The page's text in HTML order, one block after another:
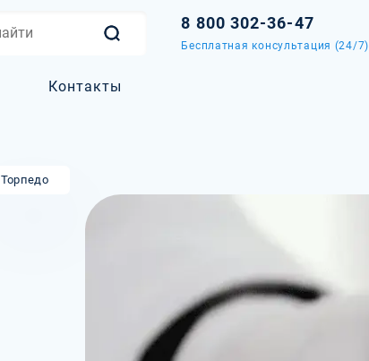
8 800 302-36-47
Бесплатная консультация (24/7)
Контакты
Торпедо